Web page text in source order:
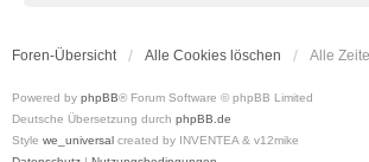
Foren-Übersicht Alle Cookies löschen Alle
Powered by phpBB® Forum Software © phpBB Limited
Deutsche Übersetzung durch phpBB.de
Style we_universal created by INVENTEA & v12mike